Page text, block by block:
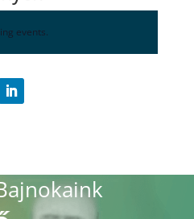
events.